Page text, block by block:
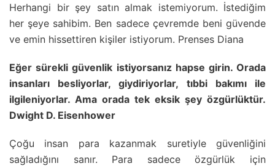
Herhangi bir şey satın almak istemiyorum. İstediğim
her şeye sahibim. Ben sadece çevremde beni güvende
ve emin hissettiren kişiler istiyorum. Prenses Diana
Eğer sürekli güvenlik istiyorsanız hapse girin. Orada
insanları besliyorlar, giydiriyorlar, tıbbi bakımı ile
ilgileniyorlar. Ama orada tek eksik şey özgürlüktür.
Dwight D. Eisenhower
Çoğu insan para kazanmak suretiyle güvenliğini
sağladığını sanır. Para sadece özgürlük için